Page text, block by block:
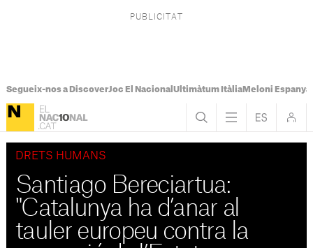
Segueix-nos a DiscoverJoc El Nacional Ultimàtum ItàliaMeloni Espanya
DRETS HUMANS
Santiago Bereciartua:
"Catalunya ha d’anar al
tauler europeu contra la